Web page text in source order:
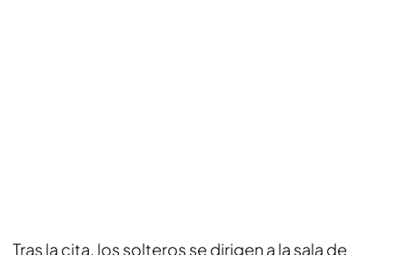
Tras la cita, los solteros se dirigen a la sala de